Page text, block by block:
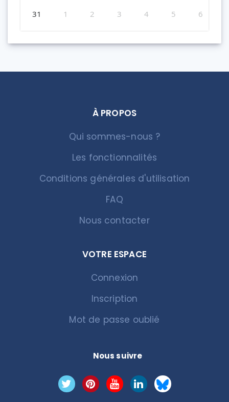
31 1 2 3 4 5 6
À PROPOS
Qui sommes-nous ?
Les fonctionnalités
Conditions générales d'utilisation
FAQ
Nous contacter
VOTRE ESPACE
Connexion
Inscription
Mot de passe oublié
Nous suivre